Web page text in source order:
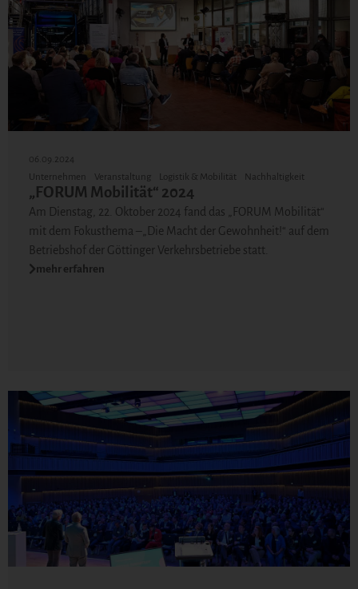
06.09.2024
Unternehmen
Veranstaltung Logistik & Mobilität Nachhaltigkeit
„FORUM Mobilität“ 2024
Am Dienstag, 22. Oktober 2024 fand das „FORUM Mobilität“
mit dem Fokusthema –„Die Macht der Gewohnheit!“ auf dem
Betriebshof der Göttinger Verkehrsbetriebe statt.
mehr erfahren